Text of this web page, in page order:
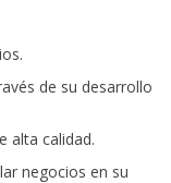
de su desarrollo
alta calidad.
negocios en su